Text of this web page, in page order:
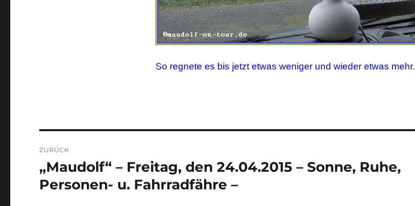
So regnete es bis jetzt etwas weniger und wieder etwas mehr.
ZURÜCK
Vorheriger
Beitrag:
„Maudolf“ – Freitag, den 24.04.2015 – Sonne, Ruhe,
Personen- u. Fahrradfähre –